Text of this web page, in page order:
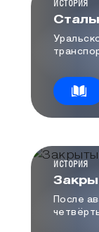
КАТЕГОРИЯ
ИСТОРИЯ
период
войны.
КАТЕГОРИЯ
ИСТОРИЯ
После